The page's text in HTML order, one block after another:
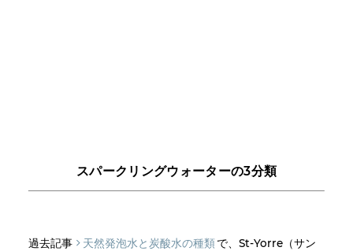
スパークリングウォーターの3分類
過去記事 天然発泡水と炭酸水の種類で、St-Yorre（サン